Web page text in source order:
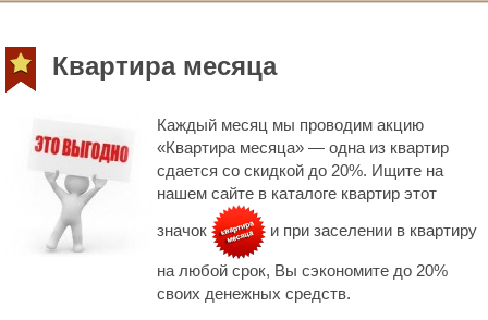
Квартира месяца
Каждый месяц мы проводим акцию
«Квартира месяца» — одна из квартир
сдается со скидкой до 20%. Ищите на
нашем сайте в каталоге квартир этот
значок
и при заселении в квартиру
на любой срок, Вы сэкономите до 20%
своих денежных средств.